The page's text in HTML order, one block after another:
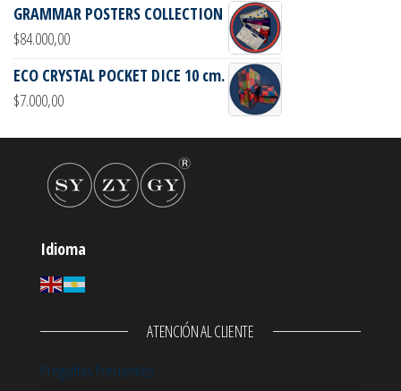
GRAMMAR POSTERS COLLECTION
$84.000,00
ECO CRYSTAL POCKET DICE 10 cm.
$7.000,00
Idioma
ATENCIÓN AL CLIENTE
Preguntas Frecuentes